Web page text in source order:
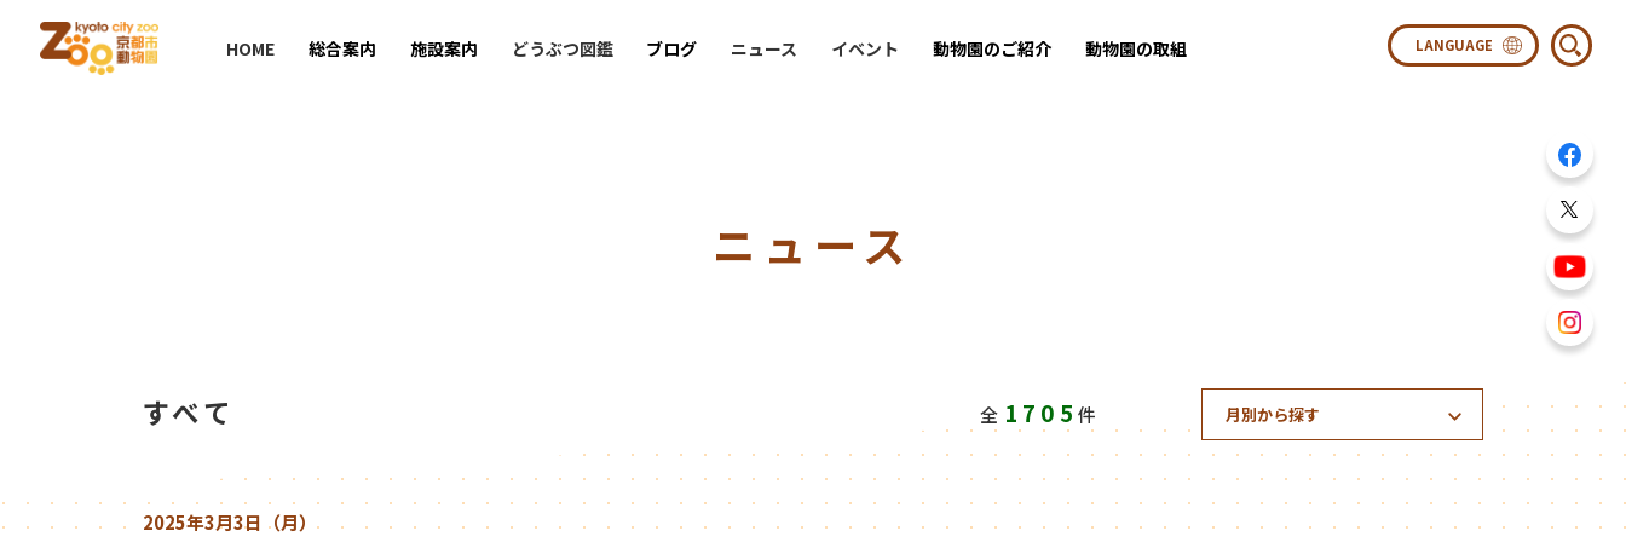
HOME 総合案内 施設案内 どうぶつ図鑑 ブログ ニュース イベント 動物園のご紹介 動物園の取組
ニュース
すべて 全 1705件
2025年3月3日（月）